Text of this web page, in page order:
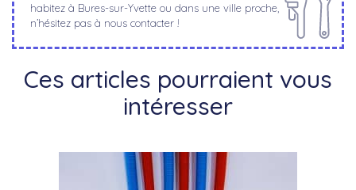
habitez à Bures-sur-Yvette ou dans une ville proche,
n’hésitez pas à nous contacter !
Ces articles pourraient vous
intéresser